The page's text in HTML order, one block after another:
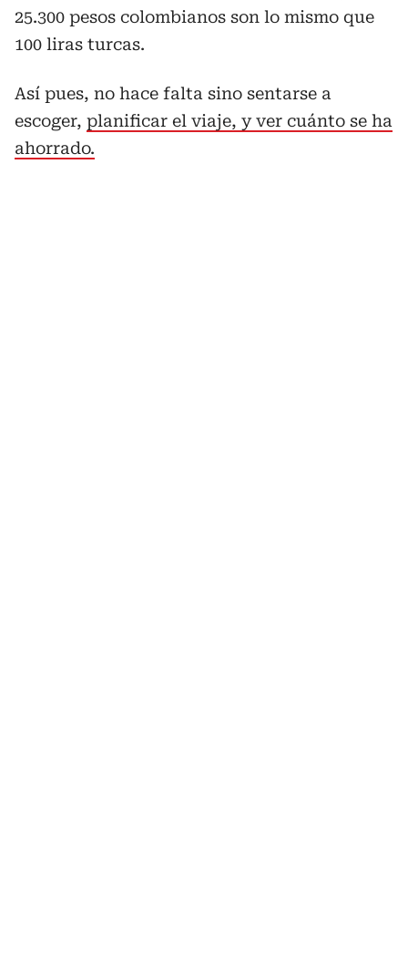
25.300 pesos colombianos son lo mismo que
100 liras turcas.
Así pues, no hace falta sino sentarse a
escoger, planificar el viaje, y ver cuánto se ha
ahorrado.